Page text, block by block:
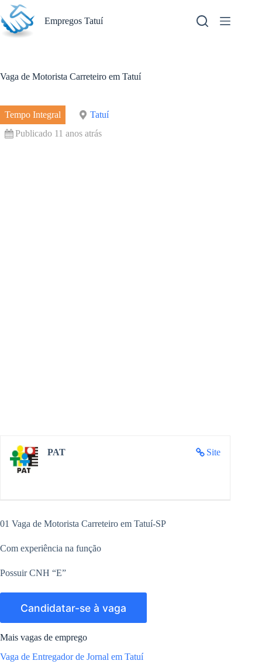
Pular
para
o
conteúdo
Empregos Tatuí
Vaga de Motorista Carreteiro em Tatuí
Tempo Integral
Tatuí
Publicado 11 anos atrás
Site
PAT
01 Vaga de Motorista Carreteiro em Tatuí-SP
Com experiência na função
Possuir CNH “E”
Mais vagas de emprego
Vaga de Entregador de Jornal em Tatuí